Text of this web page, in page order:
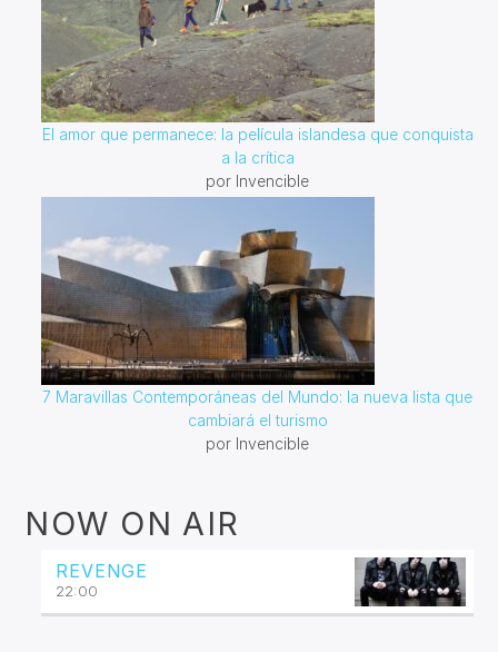
El amor que permanece: la película islandesa que conquista
a la crítica
por Invencible
7 Maravillas Contemporáneas del Mundo: la nueva lista que
cambiará el turismo
por Invencible
NOW ON AIR
REVENGE
22:00